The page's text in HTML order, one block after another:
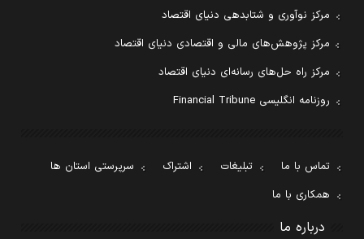
مرکز نوآوری و شتابدهی دنیای اقتصاد
مرکز پژوهش‌های مالی و اقتصادی دنیای اقتصاد
مرکز راه حل‌های رسانه‌ای دنیای اقتصاد
روزنامه انگلیسی Financial Tribune
تماس با ما تبلیغات اشتراک
سرپرستی استان ها
همکاری با ما
درباره ما